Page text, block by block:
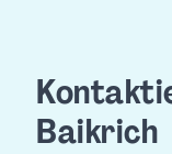
Baikrich